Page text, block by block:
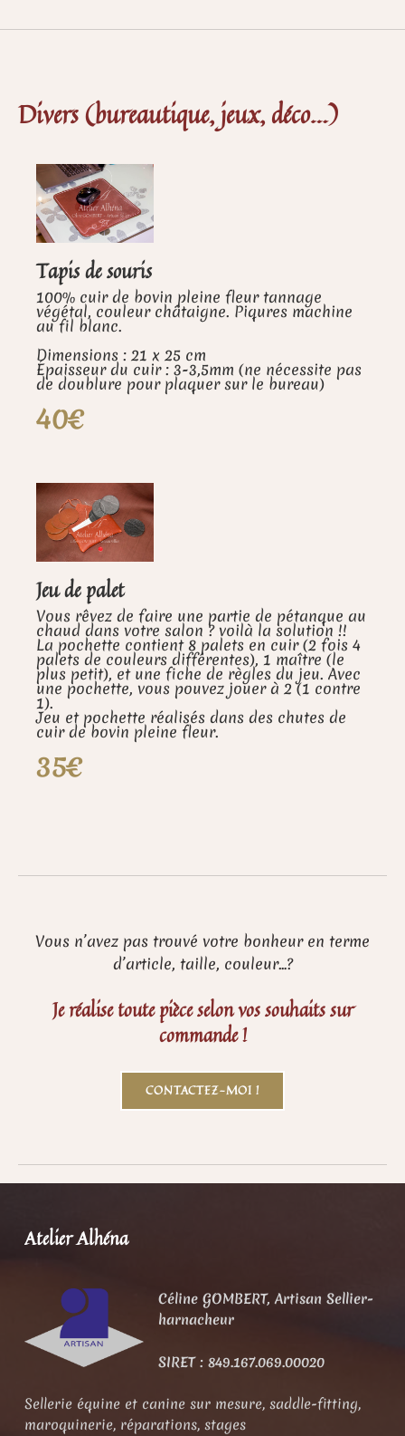
Divers (bureautique, jeux, déco…)
Tapis de souris
100% cuir de bovin pleine fleur tannage
végétal, couleur châtaigne. Piqures machine
au fil blanc.
Dimensions : 21 x 25 cm
Épaisseur du cuir : 3-3,5mm (ne nécessite pas
de doublure pour plaquer sur le bureau)
40€
Jeu de palet
Vous rêvez de faire une partie de pétanque au
chaud dans votre salon ? voilà la solution !!
La pochette contient 8 palets en cuir (2 fois 4
palets de couleurs différentes), 1 maître (le
plus petit), et une fiche de règles du jeu. Avec
une pochette, vous pouvez jouer à 2 (1 contre
1).
Jeu et pochette réalisés dans des chutes de
cuir de bovin pleine fleur.
35€
Vous n’avez pas trouvé votre bonheur en terme
d’article, taille, couleur…?
Je réalise toute pièce selon vos souhaits sur
commande !
CONTACTEZ-MOI !
Skip back to main navigation
Atelier Alhéna
Céline GOMBERT,Artisan Sellier-
harnacheur
SIRET : 849.167.069.00020
Sellerie équine et canine sur mesure, saddle-fitting,
maroquinerie, réparations, stages